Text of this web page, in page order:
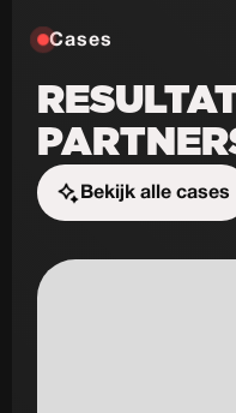
Cases
Bekijk alle cases
Start de